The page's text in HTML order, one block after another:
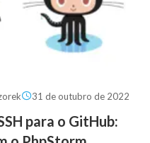
31 de outubro de 2022
para o GitHub: